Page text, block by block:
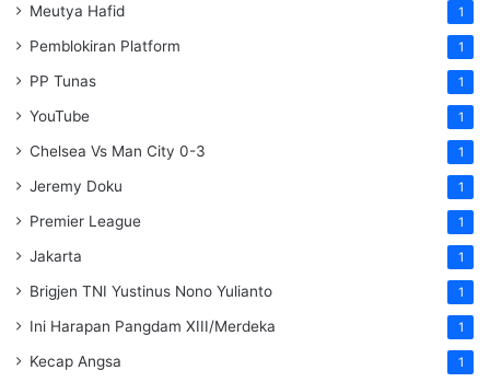
Meutya Hafid 1
Pemblokiran Platform 1
PP Tunas 1
YouTube 1
Chelsea Vs Man City 0-3 1
Jeremy Doku 1
Premier League 1
Jakarta 1
Brigjen TNI Yustinus Nono Yulianto 1
Ini Harapan Pangdam XIII/Merdeka 1
Kecap Angsa 1